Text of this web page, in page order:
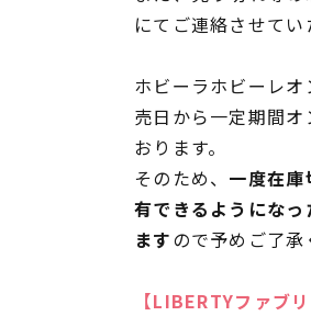
にてご連絡させてい
ホビーラホビーレ
売日から一定期間
おります。
そのため、 一度在
有できるようにな
ますので予めご了承
【LIBERTYファブ